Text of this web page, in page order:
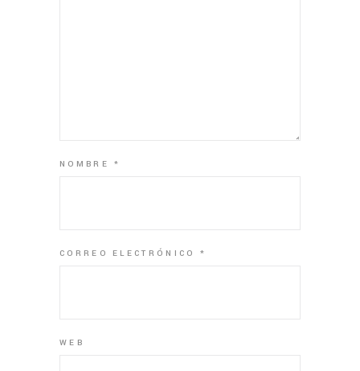
NOMBRE*
CORREO ELECTRÓNICO *
WEB